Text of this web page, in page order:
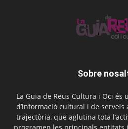
Sobre
La Guia de Reus Cultura i Oci és
d’informació cultural i de serveis
trajectòria, que aglutina tota